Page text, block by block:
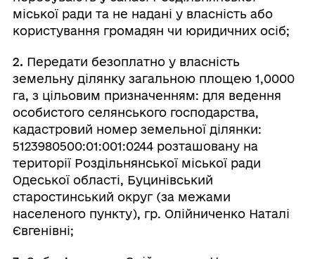
міської ради та не надані у власність або
користування громадян чи юридичних осіб;
2. Передати безоплатно у власність
земельну ділянку загальною площею 1,0000
га, з цільовим призначенням: для ведення
особистого селянського господарства,
кадастровий номер земельної ділянки:
5123980500:01:001:0244 розташовану на
території Роздільнянської міської ради
Одеської області, Буцинівський
старостинський округ (за межами
населеного пункту), гр. Олійниченко Наталі
Євгенівні;